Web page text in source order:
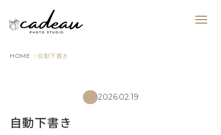
HOME 自動下書き
2026.02.19
自動下書き